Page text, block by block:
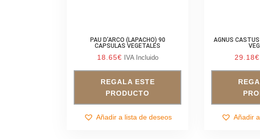
PAU D’ARCO (LAPACHO) 90
CAPSULAS VEGETALES
18.65€ IVA Incluido
REGALA ESTE
PRODUCTO
Añadir a lista de deseos
AGNUS
29.18€
Añadir